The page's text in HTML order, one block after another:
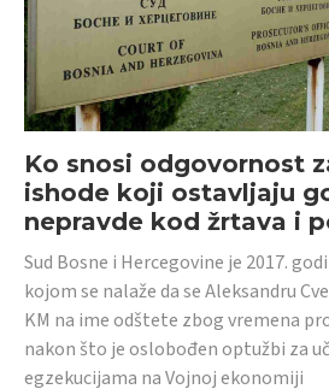
Ko snosi odgovornost
ishode koji ostavljaju
nepravde kod žrtava i
Sud Bosne i Hercegovine je 2017.
kojom se nalaže da se Aleksandru
KM na ime odštete zbog vremena
nakon što je oslobođen optužbi za
egzekucijama na Vojnoj ekonomiji